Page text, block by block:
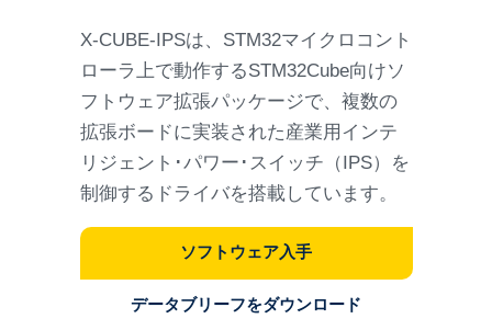
X-CUBE-IPSは、STM32マイクロコント
ローラ上で動作するSTM32Cube向けソ
フトウェア拡張パッケージで、複数の
拡張ボードに実装された産業用インテ
リジェント･パワー･スイッチ（IPS）を
制御するドライバを搭載しています。
ソフトウェア入手
データブリーフをダウンロード